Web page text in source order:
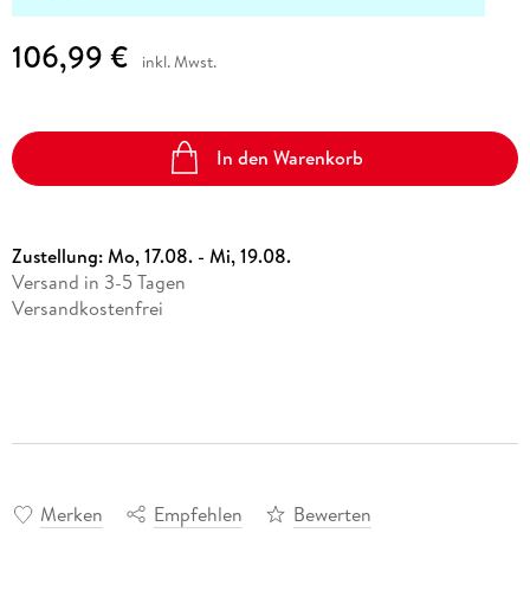
106,99 € inkl. Mwst.
In den Warenkorb
Zustellung:Mo, 17.08. - Mi, 19.08.
Versand in 3-5 Tagen
Versandkostenfrei
Merken Empfehlen Bewerten